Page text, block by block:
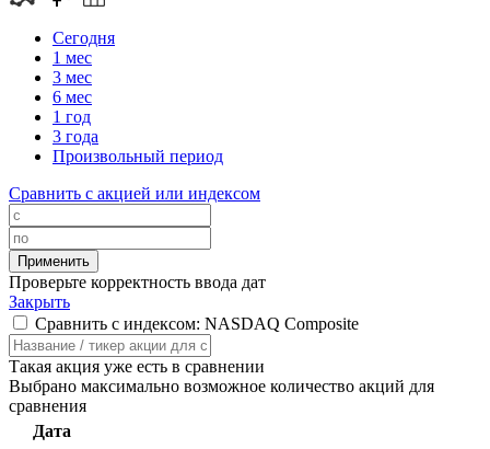
Сегодня
1 мес
3 мес
6 мес
1 год
3 года
Произвольный период
Сравнить с акцией или индексом
Проверьте корректность ввода дат
Закрыть
Сравнить с индексом: NASDAQ Composite
Такая акция уже есть в сравнении
Выбрано максимально возможное количество акций для
сравнения
Дата